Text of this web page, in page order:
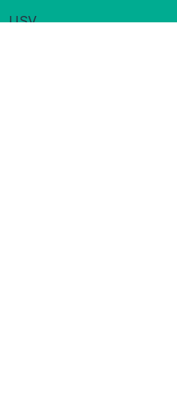
USV